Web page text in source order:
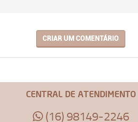
CRIAR UM COMENTÁRIO
CENTRAL DE ATENDIMENTO
(16) 98149-2246